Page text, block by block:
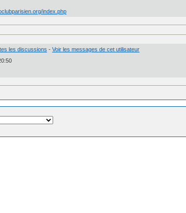
index.php
les discussions - Voir les messages de cet utilisateur